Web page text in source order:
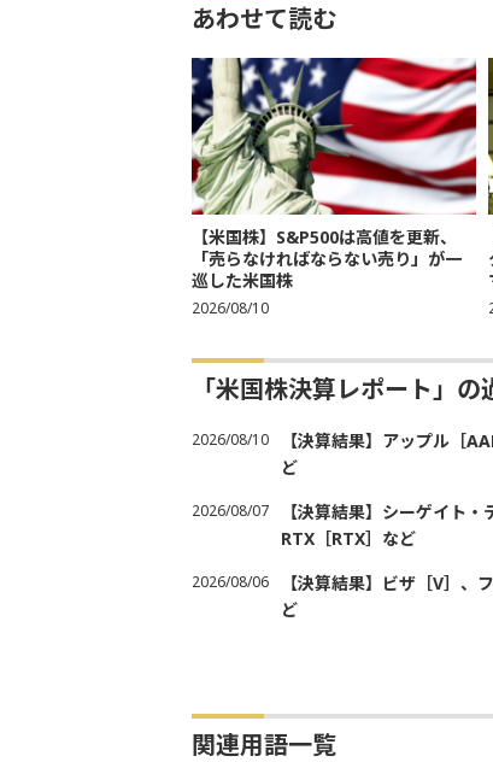
あわせて読む
【米国株】S&P500は高値を更新、
「売らなければならない売り」が一
巡した米国株
2026/08/10
「米国株決算レポート」
2026/08/10
【決算結果】アップル［
ど
2026/08/07
【決算結果】シーゲイト
RTX［RTX］など
2026/08/06
【決算結果】ビザ［V］、
ど
関連用語一覧